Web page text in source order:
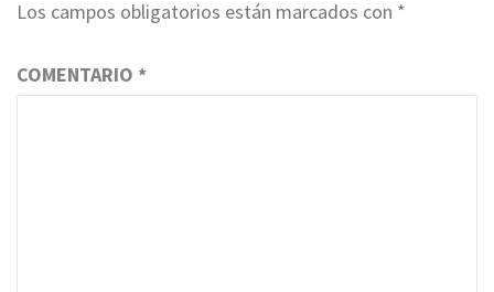
Los campos obligatorios están marcados con *
COMENTARIO *